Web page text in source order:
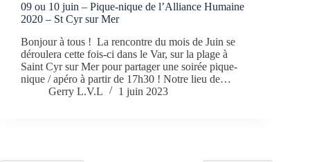
09 ou 10 juin – Pique-nique de l’Alliance Humaine
2020 – St Cyr sur Mer
Bonjour à tous ! La rencontre du mois de Juin se
déroulera cette fois-ci dans le Var, sur la plage à
Saint Cyr sur Mer pour partager une soirée pique-
nique / apéro à partir de 17h30 ! Notre lieu de…
Gerry L.V.L
1 juin 2023